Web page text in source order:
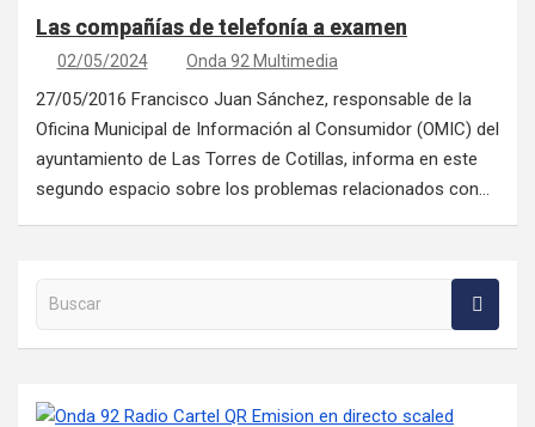
Las compañías de telefonía a examen
02/05/2024 Onda 92 Multimedia
27/05/2016 Francisco Juan Sánchez, responsable de la
Oficina Municipal de Información al Consumidor (OMIC) del
ayuntamiento de Las Torres de Cotillas, informa en este
segundo espacio sobre los problemas relacionados con…
Buscar en la web